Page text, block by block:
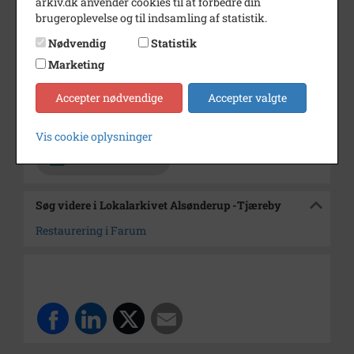
Årstal
1974
Dateringsnote
29/8 1974
Fotograf
Jørgen Rubæk Hansen
Arkiv
Lokalarkivet Alsønderup -
Søg videre i Lokalarkivet Alsønderup -Tjæreby
Restaurering i Farum
brugeroplevelse og til indsamling af statistik.
Nødvendig
Statistik
Marketing
Accepter nødvendige Accepter valgte
Vis cookie oplysninger